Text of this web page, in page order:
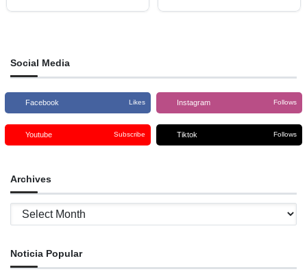
Social Media
Facebook Likes Instagram Follows
Youtube Subscribe Tiktok Follows
Archives
Archives
Noticia Popular